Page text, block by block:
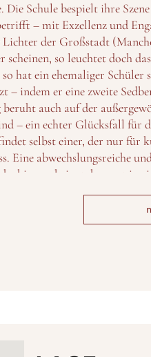
Die Schule bespielt ihre
– mit Exzellenz und
Lichter der Großstadt
scheinen, so leuchtet doch
so hat ein ehemaliger
– indem er eine zweite
auch auf der
– ein echter Glücksfall für
selbst einer, der nur für
Eine abwechslungsreiche
hier verbringt, kommt in
großgeschrieben.
ein free spirit tendiert nicht in